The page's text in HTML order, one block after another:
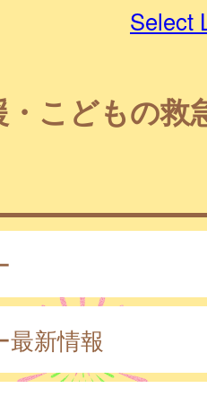
Select
こどもの救
新情報